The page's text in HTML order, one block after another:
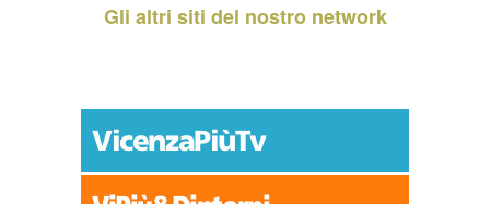
Gli altri siti del nostro network